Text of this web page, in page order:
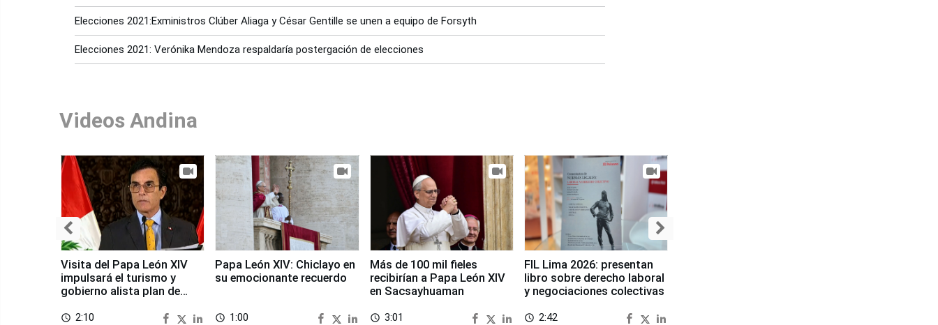
Elecciones 2021:Exministros Clúber Aliaga y César Gentille se unen a equipo de Forsyth
Elecciones 2021: Verónika Mendoza respaldaría postergación de elecciones
Videos Andina
Visita del Papa León XIV
impulsará el turismo y
gobierno alista plan de
access_time 2:10
Papa León XIV: Chiclayo en
su emocionante recuerdo
access_time 1:00
Más de 100 mil fieles
recibirían a Papa León XIV
en Sacsayhuaman
access_time 3:01
FIL Lima 2026: presentan
libro sobre derecho laboral
y negociaciones colectivas
access_time 2:42